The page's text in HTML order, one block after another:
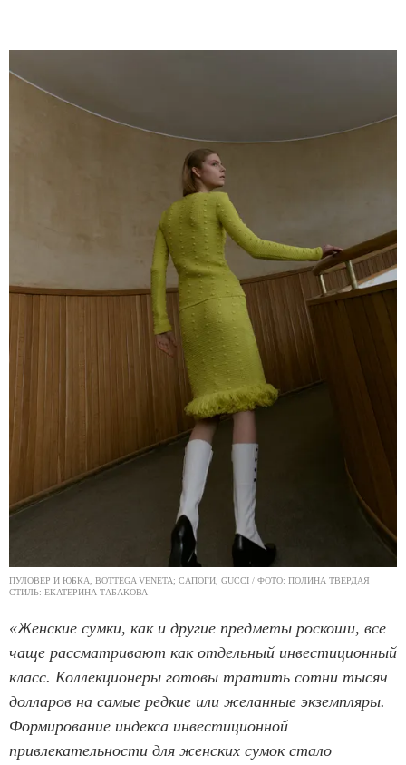
ПУЛОВЕР И ЮБКА, BOTTEGA VENETA; САПОГИ, GUCCI / ФОТО: ПОЛИНА ТВЕРДАЯ
СТИЛЬ: ЕКАТЕРИНА ТАБАКОВА
«Женские сумки, как и другие предметы роскоши, все
чаще рассматривают как отдельный инвестиционный
класс. Коллекционеры готовы тратить сотни тысяч
долларов на самые редкие или желанные экземпляры.
Формирование индекса инвестиционной
привлекательности для женских сумок стало